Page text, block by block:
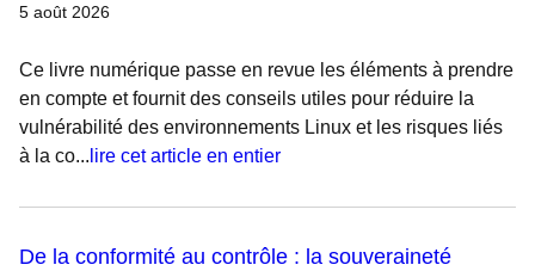
5 août 2026
Ce livre numérique passe en revue les éléments à prendre
en compte et fournit des conseils utiles pour réduire la
vulnérabilité des environnements Linux et les risques liés
à la co... lire cet article en entier
De la conformité au contrôle : la souveraineté